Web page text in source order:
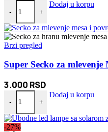
-
Sportski rashladni peškiri -
+
Dodaj u korpu
Brzi pregled
Super Secko za mlevenje
3.000 RSD
-
Super Secko za mlevenje Mesa i
+
Dodaj u korpu
-27%